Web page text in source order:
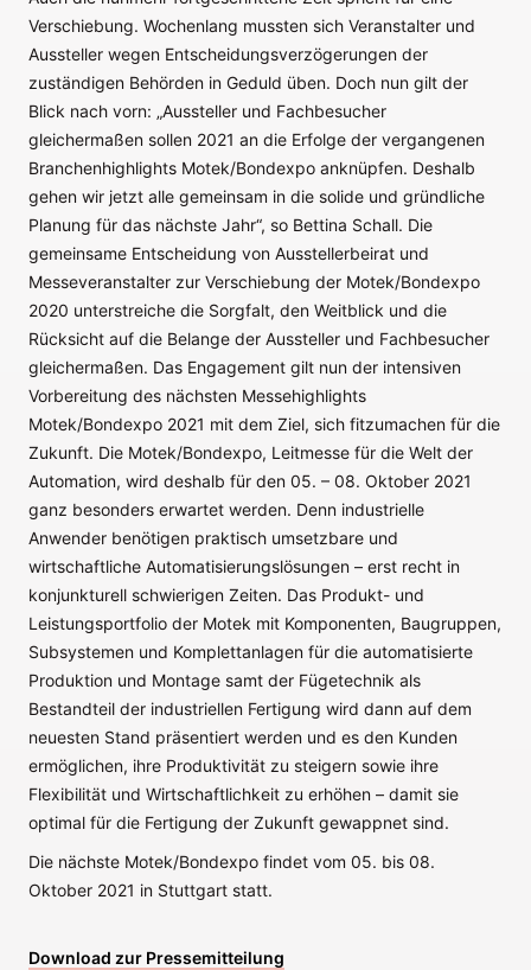
Verschiebung. Wochenlang mussten sich Veranstalter und
Aussteller wegen Entscheidungsverzögerungen der
zuständigen Behörden in Geduld üben. Doch nun gilt der
Blick nach vorn: „Aussteller und Fachbesucher
gleichermaßen sollen 2021 an die Erfolge der vergangenen
Branchenhighlights Motek/Bondexpo anknüpfen. Deshalb
gehen wir jetzt alle gemeinsam in die solide und gründliche
Planung für das nächste Jahr“, so Bettina Schall. Die
gemeinsame Entscheidung von Ausstellerbeirat und
Messeveranstalter zur Verschiebung der Motek/Bondexpo
2020 unterstreiche die Sorgfalt, den Weitblick und die
Rücksicht auf die Belange der Aussteller und Fachbesucher
gleichermaßen. Das Engagement gilt nun der intensiven
Vorbereitung des nächsten Messehighlights
Motek/Bondexpo 2021 mit dem Ziel, sich fitzumachen für die
Zukunft. Die Motek/Bondexpo, Leitmesse für die Welt der
Automation, wird deshalb für den 05. – 08. Oktober 2021
ganz besonders erwartet werden. Denn industrielle
Anwender benötigen praktisch umsetzbare und
wirtschaftliche Automatisierungslösungen – erst recht in
konjunkturell schwierigen Zeiten. Das Produkt- und
Leistungsportfolio der Motek mit Komponenten, Baugruppen,
Subsystemen und Komplettanlagen für die automatisierte
Produktion und Montage samt der Fügetechnik als
Bestandteil der industriellen Fertigung wird dann auf dem
neuesten Stand präsentiert werden und es den Kunden
ermöglichen, ihre Produktivität zu steigern sowie ihre
Flexibilität und Wirtschaftlichkeit zu erhöhen – damit sie
optimal für die Fertigung der Zukunft gewappnet sind.
Die nächste Motek/Bondexpo findet vom 05. bis 08.
Oktober 2021 in Stuttgart statt.
Download zur Pressemitteilung